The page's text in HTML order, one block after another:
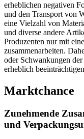
erheblichen negativen
und den Transport von
eine Vielzahl von
und diverse andere
Produzenten nur mit
zusammenarbeiten.
oder Schwankungen
erheblich
Marktchance
Zunehmende
und